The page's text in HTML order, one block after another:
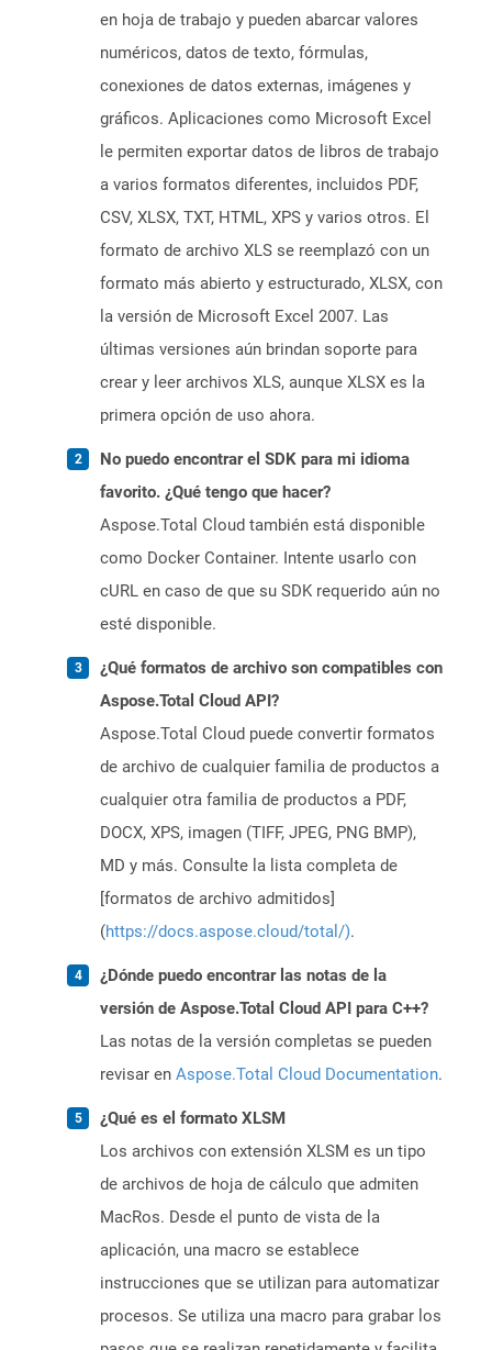
en hoja de trabajo y pueden abarcar valores
numéricos, datos de texto, fórmulas,
conexiones de datos externas, imágenes y
gráficos. Aplicaciones como Microsoft Excel
le permiten exportar datos de libros de trabajo
a varios formatos diferentes, incluidos PDF,
CSV, XLSX, TXT, HTML, XPS y varios otros. El
formato de archivo XLS se reemplazó con un
formato más abierto y estructurado, XLSX, con
la versión de Microsoft Excel 2007. Las
últimas versiones aún brindan soporte para
crear y leer archivos XLS, aunque XLSX es la
primera opción de uso ahora.
No puedo encontrar el SDK para mi idioma
favorito. ¿Qué tengo que hacer?
Aspose.Total Cloud también está disponible
como Docker Container. Intente usarlo con
cURL en caso de que su SDK requerido aún no
esté disponible.
¿Qué formatos de archivo son compatibles con
Aspose.Total Cloud API?
Aspose.Total Cloud puede convertir formatos
de archivo de cualquier familia de productos a
cualquier otra familia de productos a PDF,
DOCX, XPS, imagen (TIFF, JPEG, PNG BMP),
MD y más. Consulte la lista completa de
[formatos de archivo admitidos]
(https://docs.aspose.cloud/total/).
¿Dónde puedo encontrar las notas de la
versión de Aspose.Total Cloud API para C++?
Las notas de la versión completas se pueden
revisar en Aspose.Total Cloud Documentation.
¿Qué es el formato XLSM
Los archivos con extensión XLSM es un tipo
de archivos de hoja de cálculo que admiten
MacRos. Desde el punto de vista de la
aplicación, una macro se establece
instrucciones que se utilizan para automatizar
procesos. Se utiliza una macro para grabar los